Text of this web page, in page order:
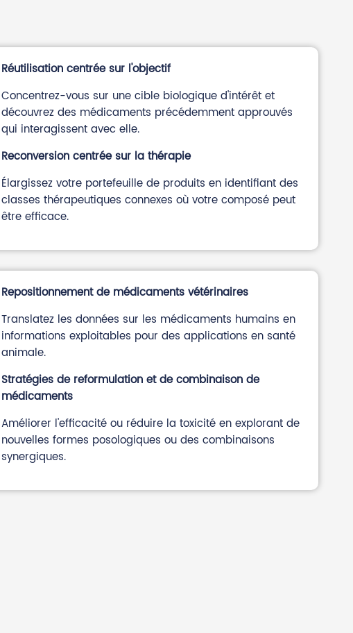
Réutilisation centrée sur l'objectif
Concentrez-vous sur une cible biologique d'intérêt et
découvrez des médicaments précédemment approuvés
qui interagissent avec elle.
Reconversion centrée sur la thérapie
Élargissez votre portefeuille de produits en identifiant des
classes thérapeutiques connexes où votre composé peut
être efficace.
Repositionnement de médicaments vétérinaires
Translatez les données sur les médicaments humains en
informations exploitables pour des applications en santé
animale.
Stratégies de reformulation et de combinaison de
médicaments
Améliorer l'efficacité ou réduire la toxicité en explorant de
nouvelles formes posologiques ou des combinaisons
synergiques.